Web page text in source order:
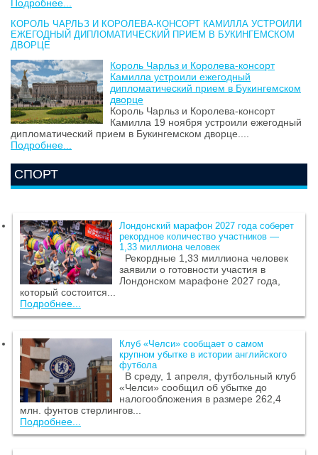
Подробнее...
КОРОЛЬ ЧАРЛЬЗ И КОРОЛЕВА-КОНСОРТ КАМИЛЛА УСТРОИЛИ
ЕЖЕГОДНЫЙ ДИПЛОМАТИЧЕСКИЙ ПРИЕМ В БУКИНГЕМСКОМ
ДВОРЦЕ
Король Чарльз и Королева-консорт
Камилла устроили ежегодный
дипломатический прием в Букингемском
дворце
Король Чарльз и Королева-консорт
Камилла 19 ноября устроили ежегодный
дипломатический прием в Букингемском дворце....
Подробнее...
СПОРТ
Лондонский марафон 2027 года соберет
рекордное количество участников —
1,33 миллиона человек
Рекордные 1,33 миллиона человек
заявили о готовности участия в
Лондонском марафоне 2027 года,
который состоится...
Подробнее...
Клуб «Челси» сообщает о самом
крупном убытке в истории английского
футбола
В среду, 1 апреля, футбольный клуб
«Челси» сообщил об убытке до
налогообложения в размере 262,4
млн. фунтов стерлингов...
Подробнее...